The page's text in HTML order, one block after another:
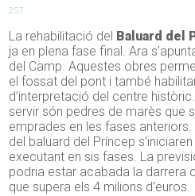
257
La rehabilitació del Baluard del
ja en plena fase final. Ara
del Camp. Aquestes obres
el fossat del pont i també
d’interpretació del centre
servir són pedres de marès que
emprades en les fases
del baluard del Príncep s’iniciaren
executant en sis fases. La
podria estar acabada la darrera
que supera els 4 milions d’euros.